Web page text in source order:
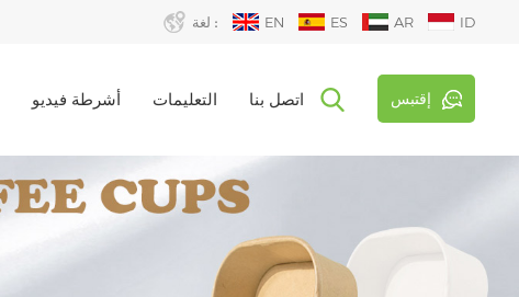
لغة : EN ES AR ID
إقتبس أشرطة فيديو التعليمات اتصل بنا